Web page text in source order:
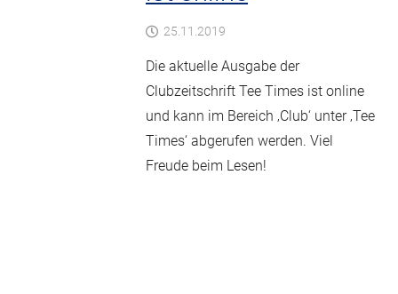
25.11.2019
Die aktuelle Ausgabe der
Clubzeitschrift Tee Times ist online
und kann im Bereich ‚Club‘ unter ‚Tee
Times‘ abgerufen werden. Viel
Freude beim Lesen!